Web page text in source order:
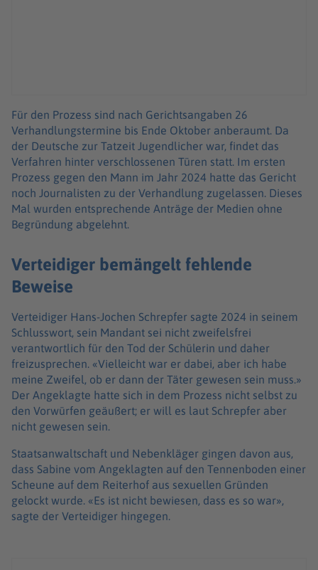
Für den Prozess sind nach Gerichtsangaben 26
Verhandlungstermine bis Ende Oktober anberaumt. Da
der Deutsche zur Tatzeit Jugendlicher war, findet das
Verfahren hinter verschlossenen Türen statt. Im ersten
Prozess gegen den Mann im Jahr 2024 hatte das Gericht
noch Journalisten zu der Verhandlung zugelassen. Dieses
Mal wurden entsprechende Anträge der Medien ohne
Begründung abgelehnt.
Verteidiger bemängelt fehlende
Beweise
Verteidiger Hans-Jochen Schrepfer sagte 2024 in seinem
Schlusswort, sein Mandant sei nicht zweifelsfrei
verantwortlich für den Tod der Schülerin und daher
freizusprechen. «Vielleicht war er dabei, aber ich habe
meine Zweifel, ob er dann der Täter gewesen sein muss.»
Der Angeklagte hatte sich in dem Prozess nicht selbst zu
den Vorwürfen geäußert; er will es laut Schrepfer aber
nicht gewesen sein.
Staatsanwaltschaft und Nebenkläger gingen davon aus,
dass Sabine vom Angeklagten auf den Tennenboden einer
Scheune auf dem Reiterhof aus sexuellen Gründen
gelockt wurde. «Es ist nicht bewiesen, dass es so war»,
sagte der Verteidiger hingegen.